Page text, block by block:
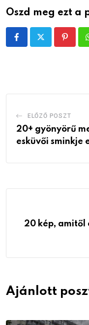
Oszd meg ezt a
ELŐZŐ POSZT
20+ gyönyörű
esküvői sminkje
20 kép, amitől
Ajánlott